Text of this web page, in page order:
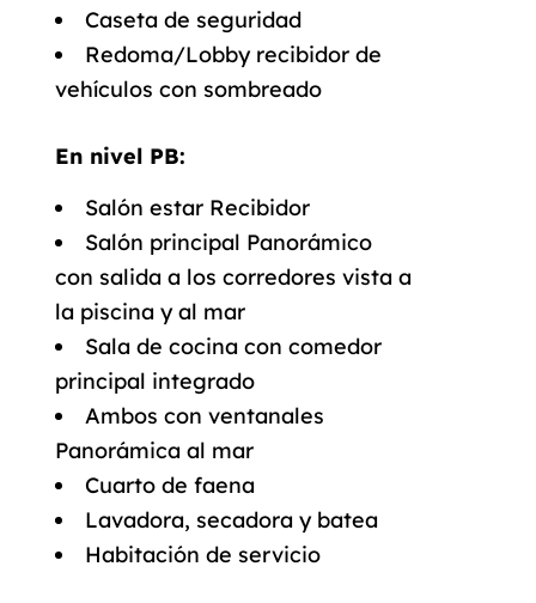
Caseta de seguridad
Redoma/Lobby recibidor de
vehículos con sombreado
En nivel PB:
Salón estar Recibidor
Salón principal Panorámico
con salida a los corredores vista a
la piscina y al mar
Sala de cocina con comedor
principal integrado
Ambos con ventanales
Panorámica al mar
Cuarto de faena
Lavadora, secadora y batea
Habitación de servicio